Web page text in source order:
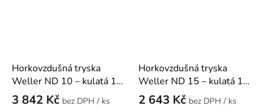
Horkovzdušná tryska
Weller ND 10 – kulatá 10
mm
3 842 Kč
/ ks
Horkovzdušná tryska
Weller ND 15 – kulatá 15
mm
2 643 Kč
/ ks